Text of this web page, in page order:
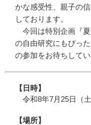
かな感受性、親子の
しております。
今回は特別企画『
の自由研究にもぴっ
の参加をお待ちしてい
【日時】
令和8年7月25日（
【場所】